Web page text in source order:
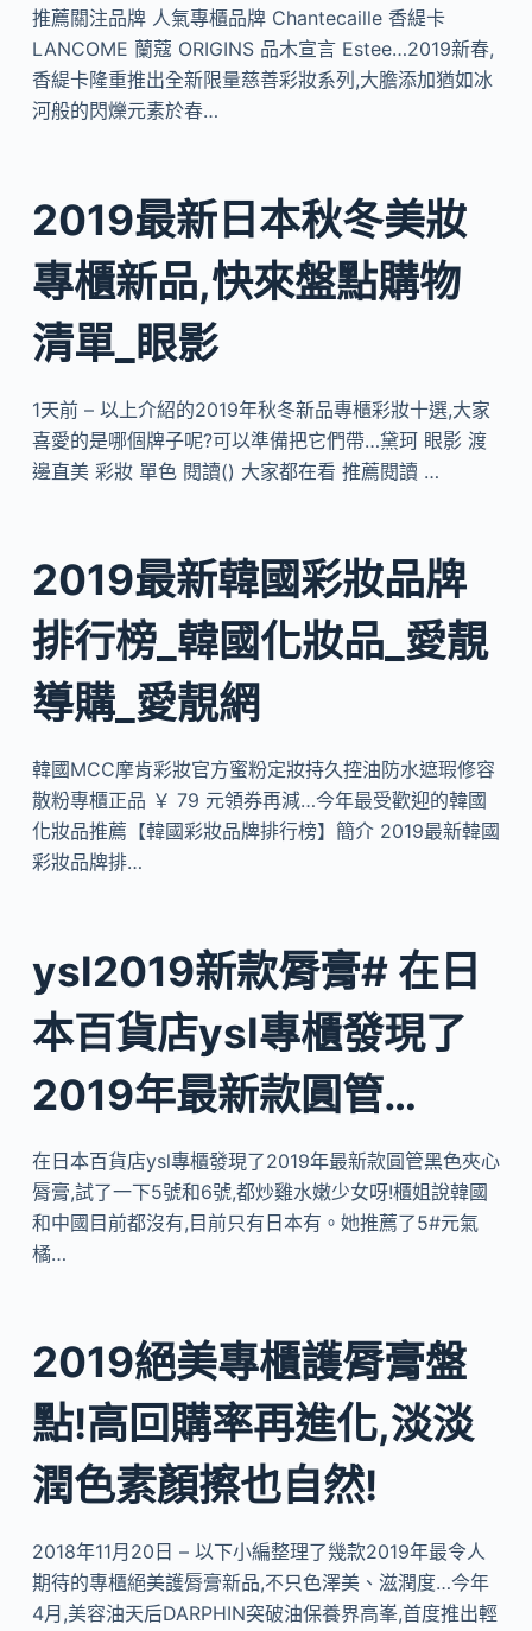
推薦關注品牌 人氣專櫃品牌 Chantecaille 香緹卡
LANCOME 蘭蔻 ORIGINS 品木宣言 Estee…2019新春,
香緹卡隆重推出全新限量慈善彩妝系列,大膽添加猶如冰
河般的閃爍元素於春…
2019最新日本秋冬美妝
專櫃新品,快來盤點購物
清單_眼影
1天前 – 以上介紹的2019年秋冬新品專櫃彩妝十選,大家
喜愛的是哪個牌子呢?可以準備把它們帶…黛珂 眼影 渡
邊直美 彩妝 單色 閱讀() 大家都在看 推薦閱讀 …
2019最新韓國彩妝品牌
排行榜_韓國化妝品_愛靚
導購_愛靚網
韓國MCC摩肯彩妝官方蜜粉定妝持久控油防水遮瑕修容
散粉專櫃正品 ￥ 79 元領券再減…今年最受歡迎的韓國
化妝品推薦【韓國彩妝品牌排行榜】簡介 2019最新韓國
彩妝品牌排…
ysl2019新款脣膏# 在日
本百貨店ysl專櫃發現了
2019年最新款圓管…
在日本百貨店ysl專櫃發現了2019年最新款圓管黑色夾心
脣膏,試了一下5號和6號,都炒雞水嫩少女呀!櫃姐說韓國
和中國目前都沒有,目前只有日本有。她推薦了5#元氣
橘…
2019絕美專櫃護脣膏盤
點!高回購率再進化,淡淡
潤色素顏擦也自然!
2018年11月20日 – 以下小編整理了幾款2019年最令人
期待的專櫃絕美護脣膏新品,不只色澤美、滋潤度…今年
4月,美容油天后DARPHIN突破油保養界高峯,首度推出輕